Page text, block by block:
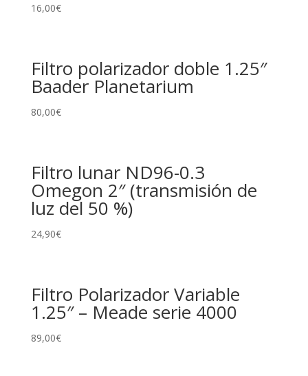
16,00€
Filtro polarizador doble 1.25″
Baader Planetarium
80,00€
Filtro lunar ND96-0.3
Omegon 2″ (transmisión de
luz del 50 %)
24,90€
Filtro Polarizador Variable
1.25″ – Meade serie 4000
89,00€